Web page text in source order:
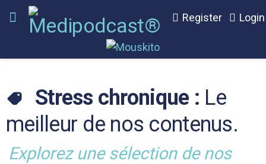
Register Login
Stress chronique : Le
meilleur de nos contenus.
Explorez une sélection de nos